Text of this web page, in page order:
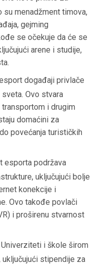
su menadžment timova,
gejming
se očekuje da će se
arene i studije,
događaji privlače
Ovo stvara
i drugim
domaćini za
povećanja turističkih
esporta podržava
uključujući bolje
konekcije i
Ovo takođe povlači
i proširenu stvarnost
Univerziteti i škole širom
stipendije za